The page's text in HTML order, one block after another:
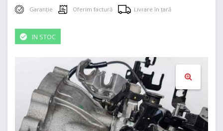
Garanție Oferim factură Livrare în țară
IN STOC
🔍